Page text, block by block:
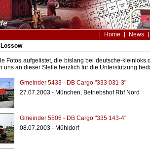
Home News
Fotos aufgelistet, die bislang bei deutsche-
uns an dieser Stelle herzlich für die Unterstützung
Gmeinder 5433 - DB Cargo "333 031-3"
27.07.2003 - München, Betriebshof Rbf Nord
Gmeinder 5506 - DB Cargo "335 143-4"
08.07.2003 - Mühldorf